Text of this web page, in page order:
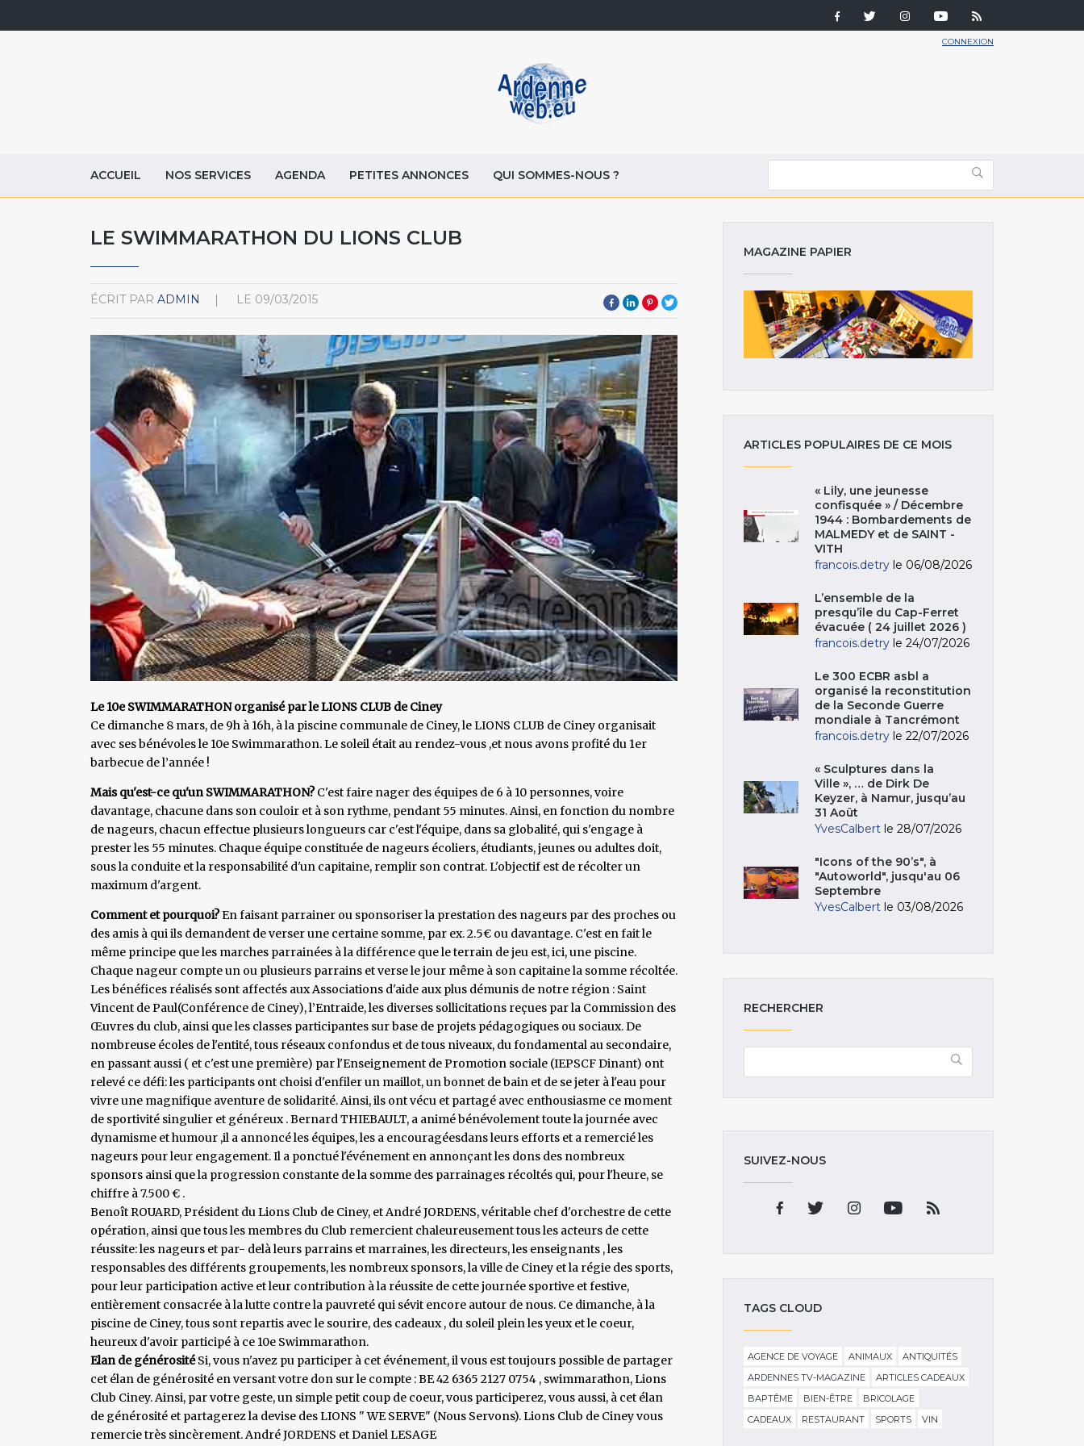
CONNEXION
ACCUEIL NOS SERVICES AGENDA PETITES ANNONCES QUI SOMMES-NOUS ?
LE SWIMMARATHON DU LIONS CLUB
ÉCRIT PAR ADMIN LE 09/03/2015
Le 10e SWIMMARATHON organisé par le LIONS CLUB de Ciney
Ce dimanche 8 mars, de 9h à 16h, à la piscine communale de Ciney, le LIONS CLUB de Ciney organisait
avec ses bénévoles le 10e Swimmarathon. Le soleil était au rendez-vous ,et nous avons profité du 1er
barbecue de l’année !
Mais qu'est-ce qu'un SWIMMARATHON?C'est faire nager des équipes de 6 à 10 personnes, voire
davantage, chacune dans son couloir et à son rythme, pendant 55 minutes. Ainsi, en fonction du nombre
de nageurs, chacun effectue plusieurs longueurs car c'est l'équipe, dans sa globalité, qui s'engage à
prester les 55 minutes. Chaque équipe constituée de nageurs écoliers, étudiants, jeunes ou adultes doit,
sous la conduite et la responsabilité d'un capitaine, remplir son contrat. L'objectif est de récolter un
maximum d'argent.
Comment et pourquoi?En faisant parrainer ou sponsoriser la prestation des nageurs par des proches ou
des amis à qui ils demandent de verser une certaine somme, par ex. 2.5€ ou davantage. C'est en fait le
même principe que les marches parrainées à la différence que le terrain de jeu est, ici, une piscine.
Chaque nageur compte un ou plusieurs parrains et verse le jour même à son capitaine la somme récoltée.
Les bénéfices réalisés sont affectés aux Associations d'aide aux plus démunis de notre région : Saint
Vincent de Paul(Conférence de Ciney), l’Entraide, les diverses sollicitations reçues par la Commission des
Œuvres du club, ainsi que les classes participantes sur base de projets pédagogiques ou sociaux. De
nombreuse écoles de l'entité, tous réseaux confondus et de tous niveaux, du fondamental au secondaire,
en passant aussi ( et c'est une première) par l'Enseignement de Promotion sociale (IEPSCF Dinant) ont
relevé ce défi: les participants ont choisi d'enfiler un maillot, un bonnet de bain et de se jeter à l'eau pour
vivre une magnifique aventure de solidarité. Ainsi, ils ont vécu et partagé avec enthousiasme ce moment
de sportivité singulier et généreux . Bernard THIEBAULT, a animé bénévolement toute la journée avec
dynamisme et humour ,il a annoncé les équipes, les a encouragéesdans leurs efforts et a remercié les
nageurs pour leur engagement. Il a ponctué l'événement en annonçant les dons des nombreux
sponsors ainsi que la progression constante de la somme des parrainages récoltés qui, pour l'heure, se
chiffre à 7.500 € .
Benoît ROUARD, Président du Lions Club de Ciney, et André JORDENS, véritable chef d'orchestre de cette
opération, ainsi que tous les membres du Club remercient chaleureusement tous les acteurs de cette
réussite: les nageurs et par- delà leurs parrains et marraines, les directeurs, les enseignants , les
responsables des différents groupements, les nombreux sponsors, la ville de Ciney et la régie des sports,
pour leur participation active et leur contribution à la réussite de cette journée sportive et festive,
entièrement consacrée à la lutte contre la pauvreté qui sévit encore autour de nous. Ce dimanche, à la
piscine de Ciney, tous sont repartis avec le sourire, des cadeaux , du soleil plein les yeux et le coeur,
heureux d'avoir participé à ce 10e Swimmarathon.
Elan de générositéSi, vous n'avez pu participer à cet événement, il vous est toujours possible de partager
cet élan de générosité en versant votre don sur le compte : BE 42 6365 2127 0754 , swimmarathon, Lions
Club Ciney. Ainsi, par votre geste, un simple petit coup de coeur, vous participerez, vous aussi, à cet élan
de générosité et partagerez la devise des LIONS " WE SERVE" (Nous Servons). Lions Club de Ciney vous
remercie très sincèrement. André JORDENS et Daniel LESAGE
MAGAZINE PAPIER
ARTICLES POPULAIRES DE CE MOIS
« Lily, une jeunesse
confisquée » / Décembre
1944 : Bombardements de
MALMEDY et de SAINT -
VITH
francois.detry le 06/08/2026
L’ensemble de la
presqu’île du Cap-Ferret
évacuée ( 24 juillet 2026 )
francois.detry le 24/07/2026
Le 300 ECBR asbl a
organisé la reconstitution
de la Seconde Guerre
mondiale à Tancrémont
francois.detry le 22/07/2026
« Sculptures dans la
Ville », … de Dirk De
Keyzer, à Namur, jusqu’au
31 Août
YvesCalbert le 28/07/2026
"Icons of the 90’s", à
"Autoworld", jusqu'au 06
Septembre
YvesCalbert le 03/08/2026
RECHERCHER
SUIVEZ-NOUS
TAGS CLOUD
AGENCE DE VOYAGE ANIMAUX
ANTIQUITÉS
ARDENNES TV-MAGAZINE
ARTICLES CADEAUX
BAPTÊME
BIEN-ÊTRE
BRICOLAGE
CADEAUX
RESTAURANT SPORTS VIN